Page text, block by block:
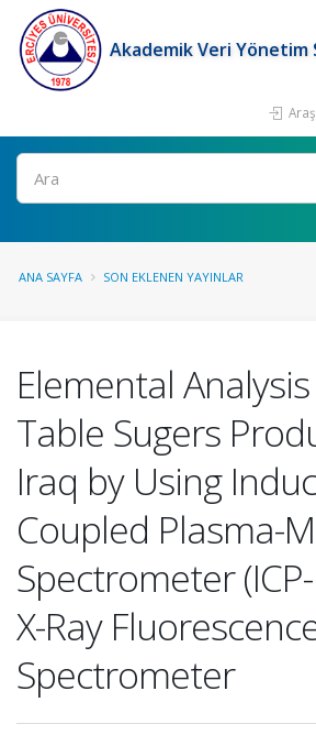
Akademik Veri Yönetim
Ara
ANA SAYFA SON EKLENEN YAYINLAR
Elemental
Table Sugers
Iraq by Using
Coupled Plasma-
Spectrometer
X-Ray
Spectrometer